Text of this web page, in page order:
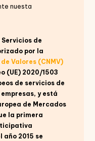
nuesta
de
por la
Valores (CNMV)
(UE) 2020/1503
de servicios de
y está
de Mercados
la primera
año 2015 se